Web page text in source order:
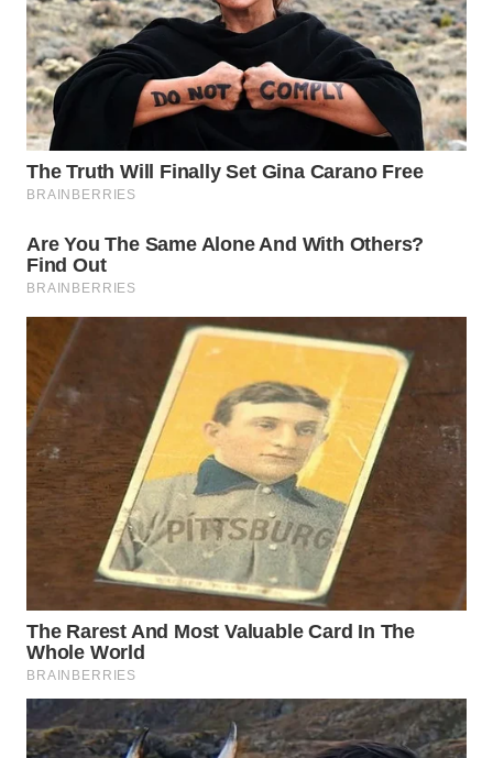
WN
TANGERANG
BINJAI
CIREBON
INDRAMAYU
WN
KUNINGAN
WN
MAJALENGKA
SUBANG
WN
SUKABUMI
PURWAKARTA